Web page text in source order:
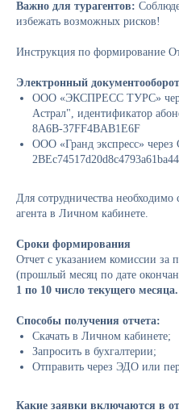
Важно для турагентов:
избежать возможных рисков!
Инструкция по формирование
Электронный документооборот
ООО «ЭКСПРЕСС ТУРС»
Астрал", идентификатор
8A6B-37FF4BAB1E6F
ООО «Гранд экспресс»
Для сотрудничества необходимо
агента в Личном кабинете.
Сроки формирования
Отчет с указанием комиссии
(прошлый месяц по дате
1 по 10 число текущего месяца.
Способы получения отчета:
Скачать в Личном кабинете;
Запросить в бухгалтерии;
Отправить через ЭДО или
Какие заявки включаются в